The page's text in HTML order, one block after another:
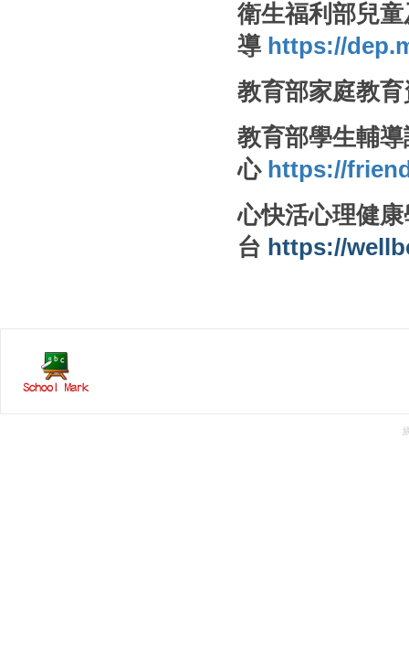
衛生福利部兒
導 https://
教育部家庭教
教育部學生輔
心 https://
心快活心理健
台 https://